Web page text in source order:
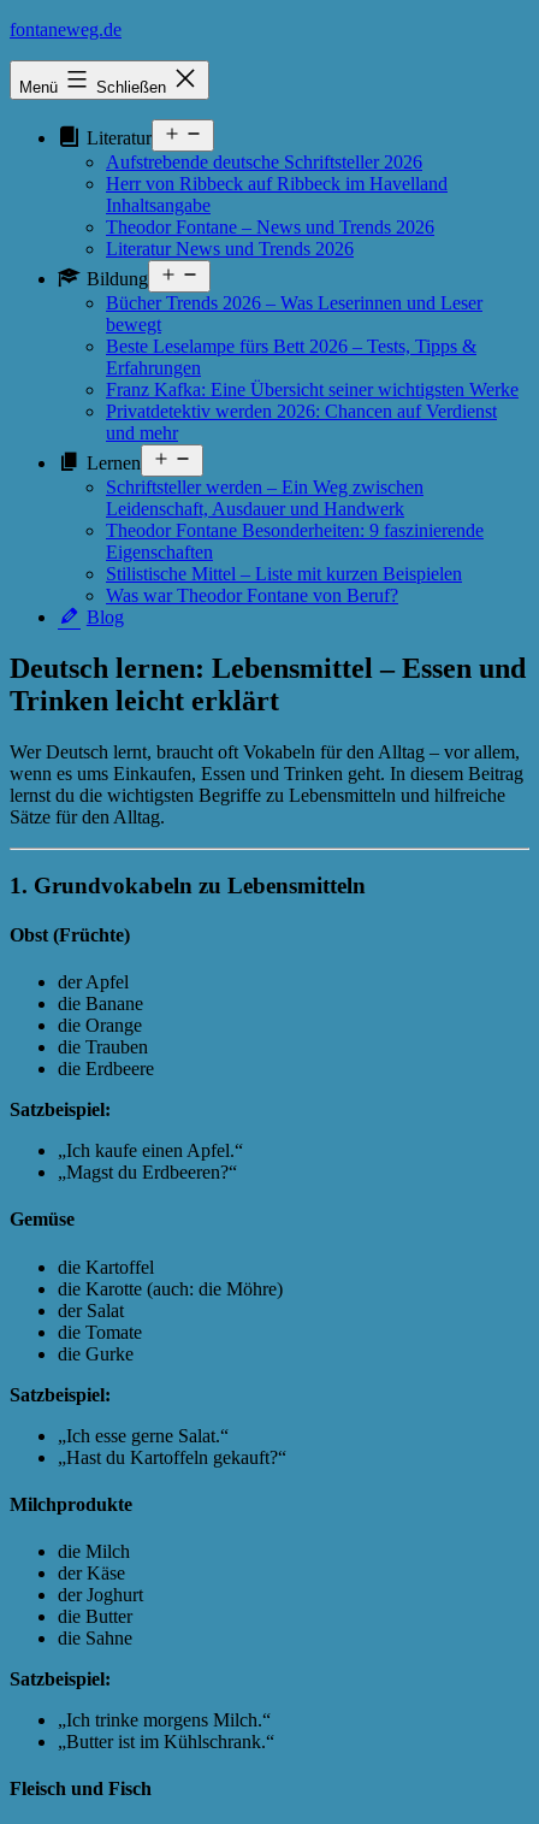
Zum
springen
fontaneweg.de
Menü Schließen
Literatur
öffnen
Aufstrebende deutsche Schriftsteller 2026
Herr von Ribbeck auf Ribbeck im Havelland
Inhaltsangabe
Theodor Fontane – News und Trends 2026
Literatur News und Trends 2026
Bildung
öffnen
Bücher Trends 2026 – Was Leserinnen und Leser
bewegt
Beste Leselampe fürs Bett 2026 – Tests, Tipps &
Erfahrungen
Franz Kafka: Eine Übersicht seiner wichtigsten Werke
Privatdetektiv werden 2026: Chancen auf Verdienst
und mehr
Lernen
öffnen
Schriftsteller werden – Ein Weg zwischen
Leidenschaft, Ausdauer und Handwerk
Theodor Fontane Besonderheiten: 9 faszinierende
Eigenschaften
Stilistische Mittel – Liste mit kurzen Beispielen
Was war Theodor Fontane von Beruf?
Blog
Deutsch lernen: Lebensmittel – Essen und
Trinken leicht erklärt
Wer Deutsch lernt, braucht oft Vokabeln für den Alltag – vor allem,
wenn es ums Einkaufen, Essen und Trinken geht. In diesem Beitrag
lernst du die wichtigsten Begriffe zu Lebensmitteln und hilfreiche
Sätze für den Alltag.
1. Grundvokabeln zu Lebensmitteln
Obst (Früchte)
der Apfel
die Banane
die Orange
die Trauben
die Erdbeere
Satzbeispiel:
„Ich kaufe einen Apfel.“
„Magst du Erdbeeren?“
Gemüse
die Kartoffel
die Karotte (auch: die Möhre)
der Salat
die Tomate
die Gurke
Satzbeispiel:
„Ich esse gerne Salat.“
„Hast du Kartoffeln gekauft?“
Milchprodukte
die Milch
der Käse
der Joghurt
die Butter
die Sahne
Satzbeispiel:
„Ich trinke morgens Milch.“
„Butter ist im Kühlschrank.“
Fleisch und Fisch